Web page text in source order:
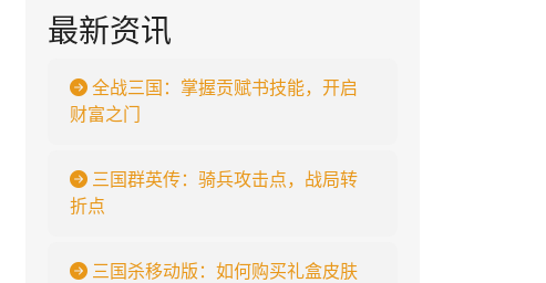
最新资讯
全战三国：掌握贡赋书技能，开启
财富之门
三国群英传：骑兵攻击点，战局转
折点
三国杀移动版：如何购买礼盒皮肤